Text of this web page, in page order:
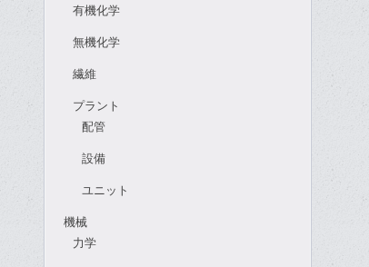
有機化学
無機化学
繊維
プラント
配管
設備
ユニット
機械
力学